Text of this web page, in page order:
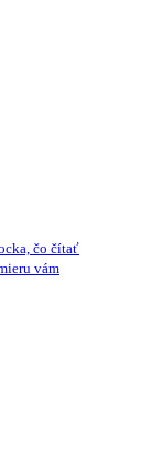
čo čítať
vám